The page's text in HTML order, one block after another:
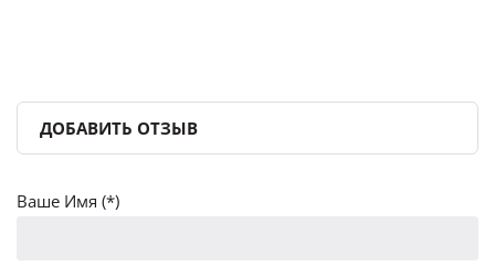
ДОБАВИТЬ ОТЗЫВ
Ваше Имя (*)